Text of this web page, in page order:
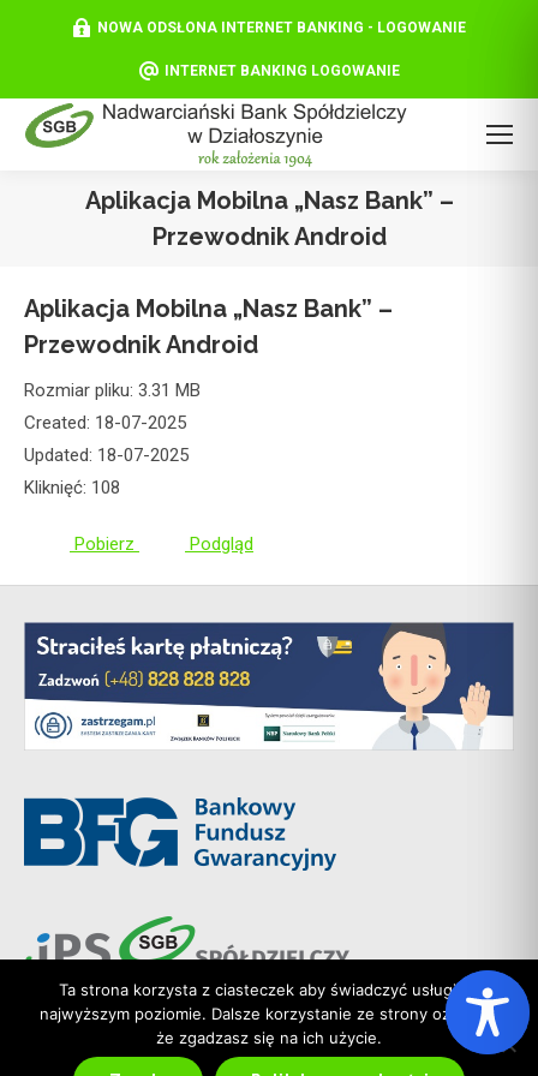
NOWA ODSŁONA INTERNET BANKING - LOGOWANIE
INTERNET BANKING LOGOWANIE
Aplikacja Mobilna „Nasz Bank” –
Przewodnik Android
Aplikacja Mobilna „Nasz Bank” –
Przewodnik Android
Rozmiar pliku: 3.31 MB
Created: 18-07-2025
Updated: 18-07-2025
Kliknięć: 108
Pobierz Podgląd
Ta strona korzysta z ciasteczek aby świadczyć usługi na
najwyższym poziomie. Dalsze korzystanie ze strony oznacza,
że zgadzasz się na ich użycie.